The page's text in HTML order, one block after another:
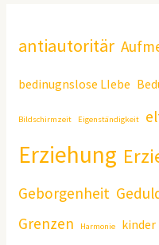
antiautoritär
bedinugnslose LIebe
Bildschirmzeit Eigenständigkeit
Erziehung
Geborgenheit
Grenzen Harmonie kinder